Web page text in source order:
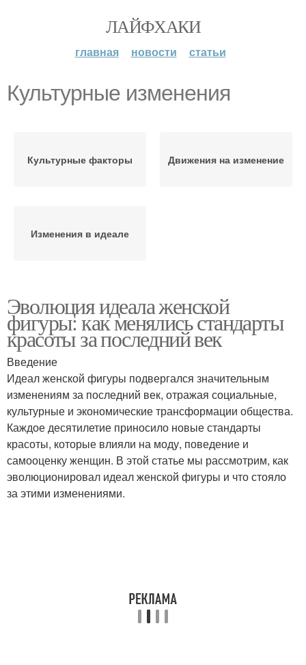
ЛАЙФХАКИ
главная новости статьи
Культурные изменения
Культурные факторы Движения на изменение
Изменения в идеале
Эволюция идеала женской
фигуры: как менялись стандарты
красоты за последний век
Введение
Идеал женской фигуры подвергался значительным
изменениям за последний век, отражая социальные,
культурные и экономические трансформации общества.
Каждое десятилетие приносило новые стандарты
красоты, которые влияли на моду, поведение и
самооценку женщин. В этой статье мы рассмотрим, как
эволюционировал идеал женской фигуры и что стояло
за этими изменениями.